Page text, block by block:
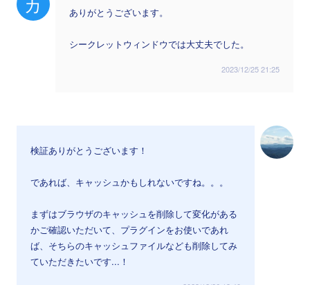
ありがとうございます。
シークレットウィンドウでは大丈夫でした。
2023/12/25 21:25
検証ありがとうございます！
であれば、キャッシュかもしれないですね。。。
まずはブラウザのキャッシュを削除して変化がある
かご確認いただいて、プラグインをお使いであれ
ば、そちらのキャッシュファイルなども削除してみ
ていただきたいです...！